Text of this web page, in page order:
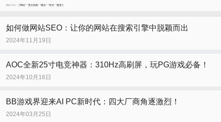
网站TAG： ["网站" "英文歌曲" "概念" "考试" "频道"]
如何做网站SEO：让你的网站在搜索引擎中脱颖而出
2024年11月19日
AOC全新25寸电竞神器：310Hz高刷屏，玩PG游戏必备！
2024年10月16日
BB游戏界迎来AI PC新时代：四大厂商角逐激烈！
2024年03月25日